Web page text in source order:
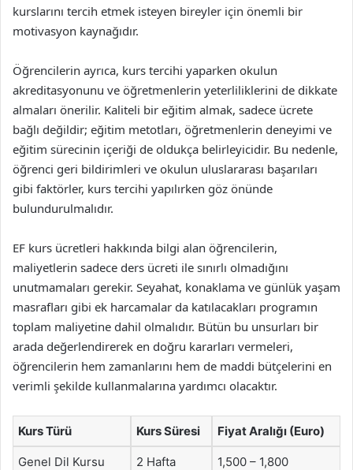
kurslarını tercih etmek isteyen bireyler için önemli bir
motivasyon kaynağıdır.
Öğrencilerin ayrıca, kurs tercihi yaparken okulun
akreditasyonunu ve öğretmenlerin yeterliliklerini de dikkate
almaları önerilir. Kaliteli bir eğitim almak, sadece ücrete
bağlı değildir; eğitim metotları, öğretmenlerin deneyimi ve
eğitim sürecinin içeriği de oldukça belirleyicidir. Bu nedenle,
öğrenci geri bildirimleri ve okulun uluslararası başarıları
gibi faktörler, kurs tercihi yapılırken göz önünde
bulundurulmalıdır.
EF kurs ücretleri hakkında bilgi alan öğrencilerin,
maliyetlerin sadece ders ücreti ile sınırlı olmadığını
unutmamaları gerekir. Seyahat, konaklama ve günlük yaşam
masrafları gibi ek harcamalar da katılacakları programın
toplam maliyetine dahil olmalıdır. Bütün bu unsurları bir
arada değerlendirerek en doğru kararları vermeleri,
öğrencilerin hem zamanlarını hem de maddi bütçelerini en
verimli şekilde kullanmalarına yardımcı olacaktır.
Kurs Türü Kurs Süresi Fiyat Aralığı (Euro)
Genel Dil Kursu 2 Hafta 1,500 – 1,800